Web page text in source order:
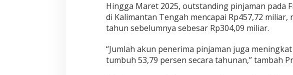
Hingga Maret 2025, outstanding pinjaman pada
di Kalimantan Tengah mencapai Rp457,72
tahun sebelumnya sebesar Rp304,09 miliar.
“Jumlah akun penerima pinjaman juga
tumbuh 53,79 persen secara tahunan,” tambah